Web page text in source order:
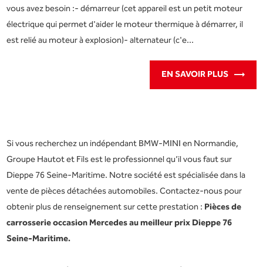
vous avez besoin :- démarreur (cet appareil est un petit moteur
électrique qui permet d'aider le moteur thermique à démarrer, il
est relié au moteur à explosion)- alternateur (c'e...
EN SAVOIR PLUS
Si vous recherchez un indépendant BMW-MINI en Normandie,
Groupe Hautot et Fils est le professionnel qu’il vous faut sur
Dieppe 76 Seine-Maritime. Notre société est spécialisée dans la
vente de pièces détachées automobiles. Contactez-nous pour
obtenir plus de renseignement sur cette prestation : Pièces de
carrosserie occasion Mercedes au meilleur prix Dieppe 76
Seine-Maritime.